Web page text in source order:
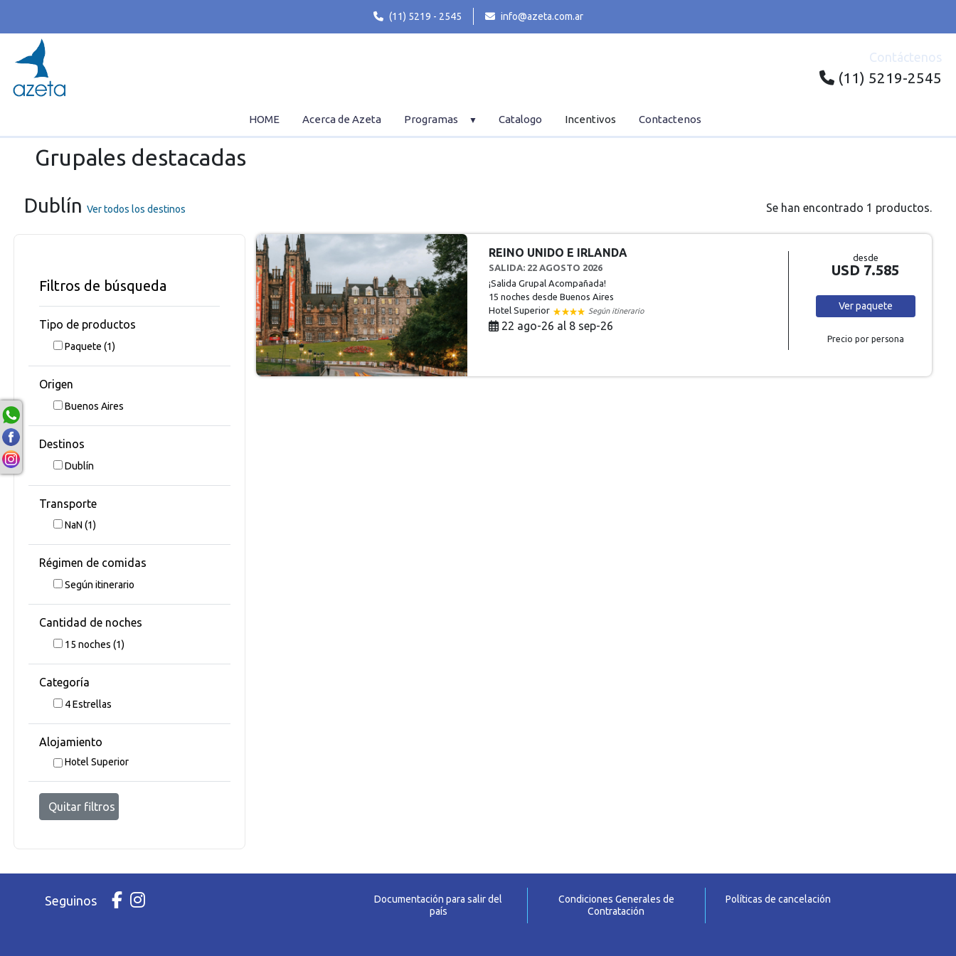
(11) 5219 - 2545 info@azeta.com.ar
Contáctenos
(11) 5219-2545
HOME Acerca de Azeta Programas Catalogo Incentivos Contactenos
Grupales destacadas
Dublín Ver todos los destinos Se han encontrado 1 productos.
Filtros de búsqueda
Tipo de productos
Paquete(1)
Origen
Buenos Aires
Destinos
Dublín
Transporte
NaN(1)
Régimen de comidas
Según itinerario
Cantidad de noches
15noches (1)
Categoría
4 Estrellas
Alojamiento
Hotel Superior
Quitar filtros
REINO UNIDO E IRLANDA
SALIDA: 22 AGOSTO 2026
¡Salida Grupal Acompañada!
15 noches desde Buenos Aires
Hotel Superior
Según itinerario
22 ago-26 al 8 sep-26
desde
USD 7.585
Verpaquete
Precio por persona
Seguinos
Documentación para salir del
país
Condiciones Generales de
Contratación
Políticas de cancelación